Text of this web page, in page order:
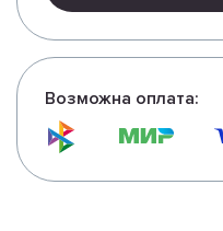
Возможна оплата: